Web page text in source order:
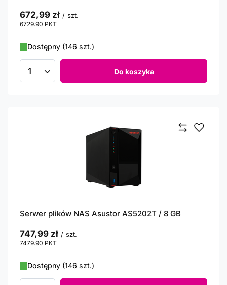
672,99 zł / szt.
6729.90 PKT
Dostępny (146 szt.)
Ilość produktów Do koszyka
Serwer plików NAS Asustor AS5202T / 8 GB
747,99 zł / szt.
7479.90 PKT
Dostępny (146 szt.)